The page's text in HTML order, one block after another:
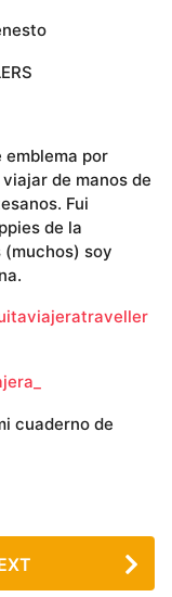
emblema por
de manos de
Fui
de la
(muchos) soy
cuaderno de